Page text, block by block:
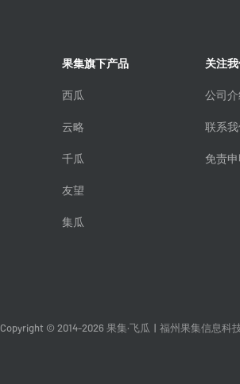
果集旗下产品
西瓜
云略
千瓜
友望
集瓜
关注
公司
联系
免责
Copyright © 2014-2026 果集·飞瓜 福州果集信息科